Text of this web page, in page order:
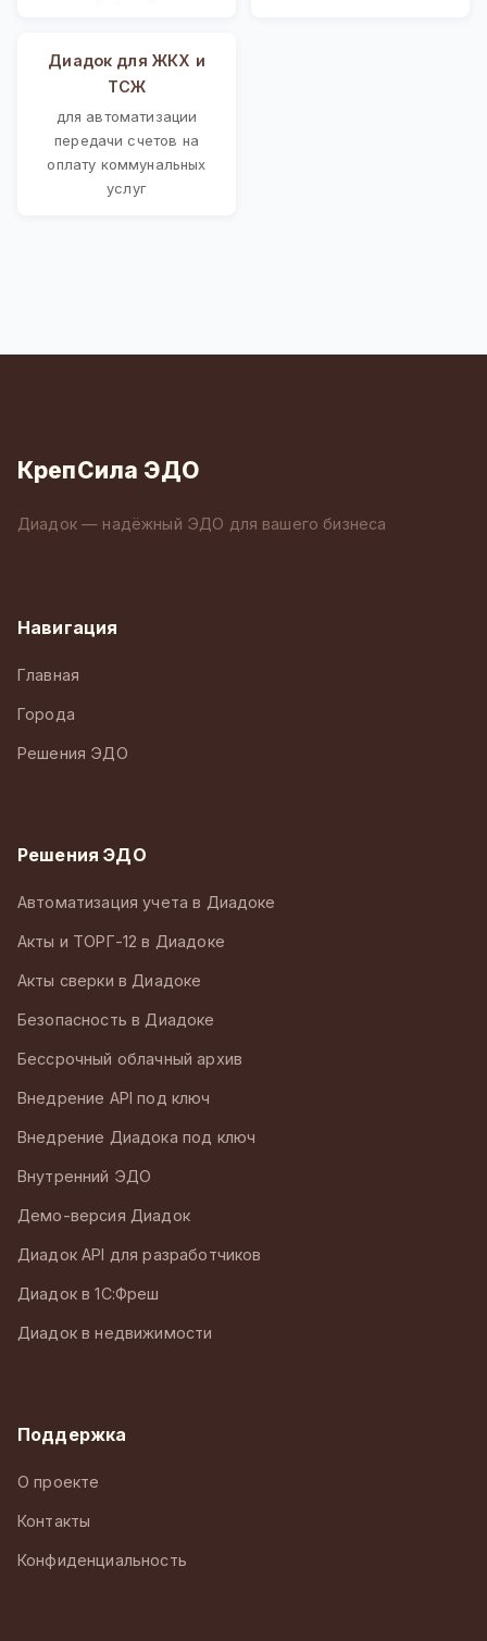
Диадок для ЖКХ и
ТСЖ
для автоматизации
передачи счетов на
оплату коммунальных
услуг
КрепСила ЭДО
Диадок — надёжный ЭДО для вашего бизнеса
Навигация
Главная
Города
Решения ЭДО
Решения ЭДО
Автоматизация учета в Диадоке
Акты и ТОРГ-12 в Диадоке
Акты сверки в Диадоке
Безопасность в Диадоке
Бессрочный облачный архив
Внедрение API под ключ
Внедрение Диадока под ключ
Внутренний ЭДО
Демо-версия Диадок
Диадок API для разработчиков
Диадок в 1С:Фреш
Диадок в недвижимости
Поддержка
О проекте
Контакты
Конфиденциальность